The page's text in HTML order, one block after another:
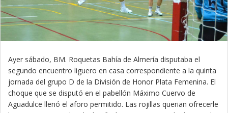
Ayer sábado, BM. Roquetas Bahía de Almería disputaba el
segundo encuentro liguero en casa correspondiente a la quinta
jornada del grupo D de la División de Honor Plata Femenina. El
choque que se disputó en el pabellón Máximo Cuervo de
Aguadulce llenó el aforo permitido. Las rojillas querian ofrecerle